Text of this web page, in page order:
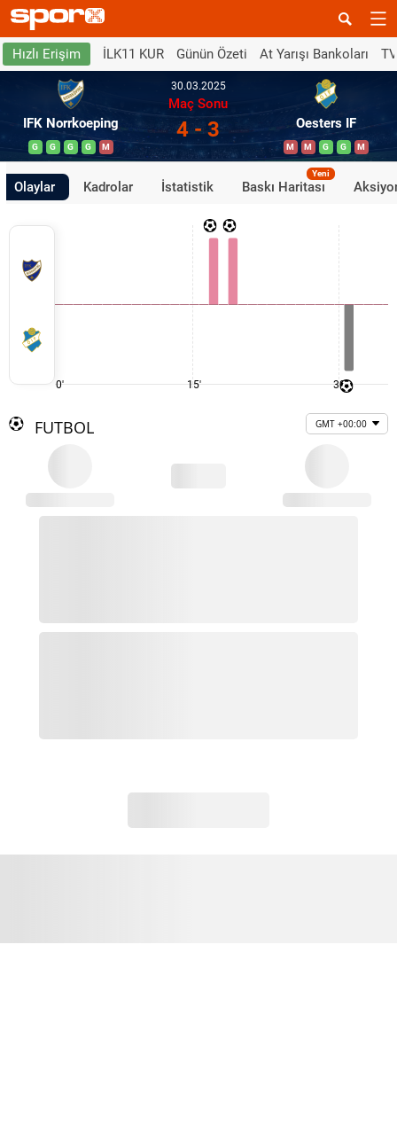
Hızlı Erişim İLK11 KUR Günün Özeti At Yarışı Bankoları
IFK Norrkoeping
G G G G M
30.03.2025
Maç Sonu
4 - 3 Oesters IF
M M G G M
Olaylar Kadrolar İstatistik Baskı Haritası
Yeni
0' 15' 30'
FUTBOL GMT +00:00